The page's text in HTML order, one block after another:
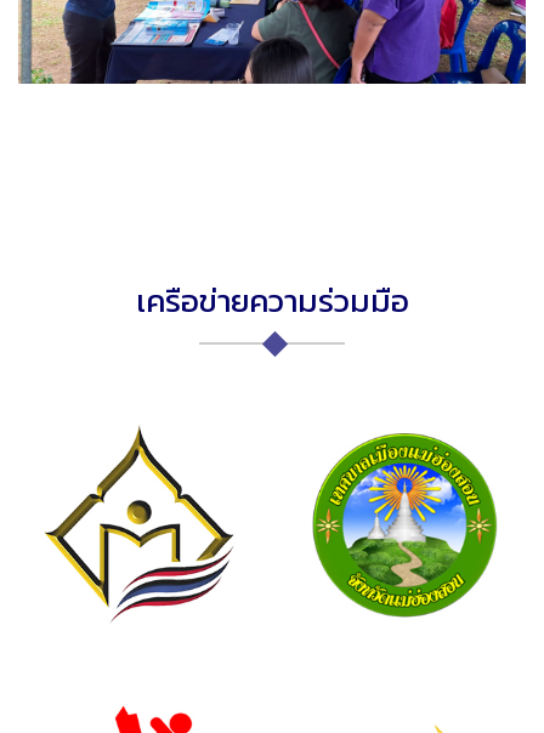
เครือข่ายความร่วมมือ